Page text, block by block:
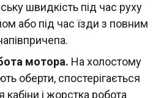
швидкість під час руху
або під час їзди з повним
мотора. На холостому
оберти, спостерігається
кабіни і жорстка робота